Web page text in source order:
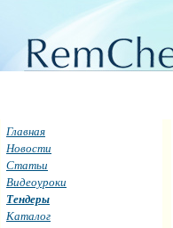
Главная
Новости
Статьи
Видеоуроки
Тендеры
Каталог